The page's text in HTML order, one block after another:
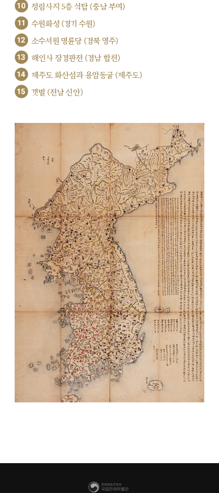
10 정림사지 5층 석탑 (충남 부여)
11 수원화성 (경기 수원)
12 소수서원 명륜당 (경북 영주)
13 해인사 장경판전 (경남 합천)
14 제주도 화산섬과 용암동굴 (제주도)
15 갯벌 (전남 신안)